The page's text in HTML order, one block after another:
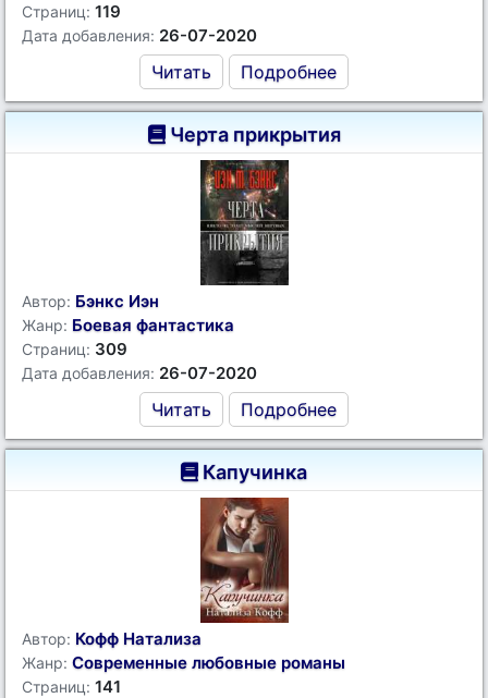
Страниц: 119
Дата добавления: 26-07-2020
Читать Подробнее
Черта прикрытия
Автор: Бэнкс Иэн
Жанр: Боевая фантастика
Страниц: 309
Дата добавления: 26-07-2020
Читать Подробнее
Капучинка
Автор: Кофф Натализа
Жанр: Современные любовные романы
Страниц: 141